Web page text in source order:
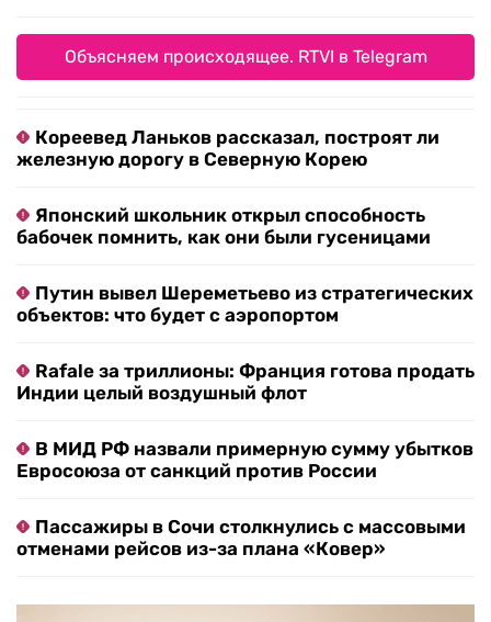
Объясняем происходящее. RTVI в Telegram
Кореевед Ланьков рассказал, построят ли
железную дорогу в Северную Корею
Японский школьник открыл способность
бабочек помнить, как они были гусеницами
Путин вывел Шереметьево из стратегических
объектов: что будет с аэропортом
Rafale за триллионы: Франция готова продать
Индии целый воздушный флот
В МИД РФ назвали примерную сумму убытков
Евросоюза от санкций против России
Пассажиры в Сочи столкнулись с массовыми
отменами рейсов из-за плана «Ковер»